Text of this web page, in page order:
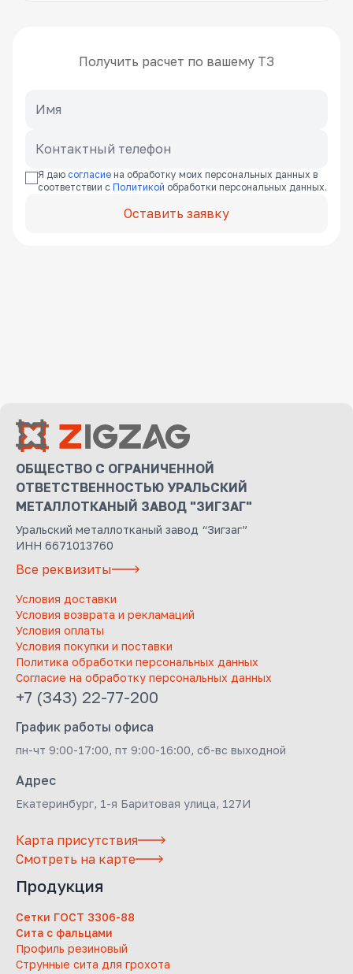
Получить расчет по вашему ТЗ
Я даю согласие на обработку моих персональных данных в
соответствии с Политикой обработки персональных данных.
Оставить заявку
ОБЩЕСТВО С ОГРАНИЧЕННОЙ
ОТВЕТСТВЕННОСТЬЮ УРАЛЬСКИЙ
МЕТАЛЛОТКАНЫЙ ЗАВОД "ЗИГЗАГ"
Уральский металлотканый завод “Зигзаг”
ИНН 6671013760
Все реквизиты
Условия доставки
Условия возврата и рекламаций
Условия оплаты
Условия покупки и поставки
Политика обработки персональных данных
Согласие на обработку персональных данных
+7 (343) 22-77-200
График работы офиса
пн-чт 9:00-17:00, пт 9:00-16:00, сб-вс выходной
Адрес
Екатеринбург, 1-я Баритовая улица, 127И
Карта присутствия
Смотреть на карте
Продукция
Сетки ГОСТ 3306-88
Сита с фальцами
Профиль резиновый
Струнные сита для грохота